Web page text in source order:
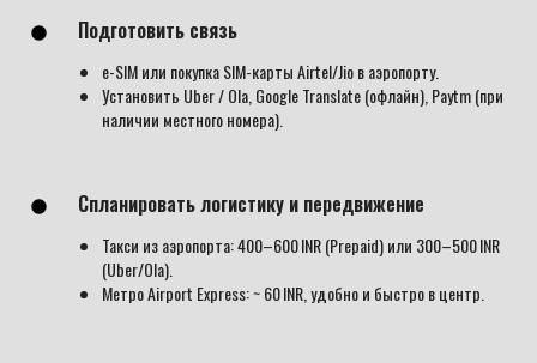
Подготовить связь
e-SIM или покупка SIM-карты Airtel/Jio в аэропорту.
Установить Uber / Ola, Google Translate (офлайн), Paytm (при
наличии местного номера).
Спланировать логистику и передвижение
Такси из аэропорта: 400–600 INR (Prepaid) или 300–500 INR
(Uber/Ola).
Метро Airport Express: ~ 60 INR, удобно и быстро в центр.